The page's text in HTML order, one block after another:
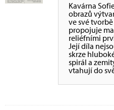
Kavárna
obrazů
ve své
propojuje
reliéfními
Její díla
skrze
spirál a
vtahují do